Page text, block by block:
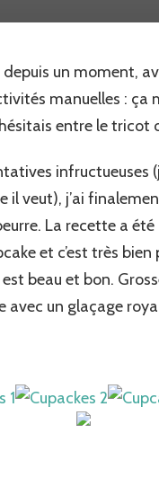
un moment,
manuelles :
entre le tricot
infructueuses
il veut), j’ai
La recette a
et c’est très
beau et bon.
avec un glaçage